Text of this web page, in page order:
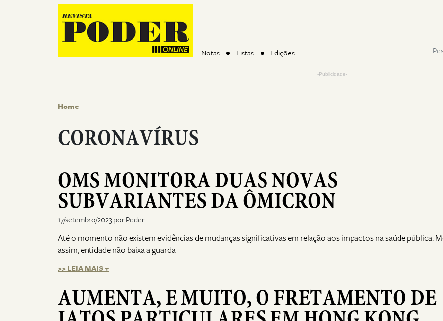
Notas Listas Edições
-Publicidade-
Home
CORONAVÍRUS
OMS MONITORA DUAS NOVAS
SUBVARIANTES DA ÔMICRON
17/setembro/2023 por Poder
Até o momento não existem evidências de mudanças significativas em relação aos impactos na saúde pública.
assim, entidade não baixa a guarda
>> LEIA MAIS +
AUMENTA, E MUITO, O FRETAMENTO DE